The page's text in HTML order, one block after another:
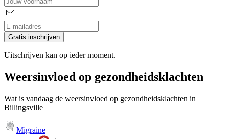
Gratis inschrijven
Uitschrijven kan op ieder moment.
Weersinvloed op gezondheidsklachten
Wat is vandaag de weersinvloed op gezondheidsklachten in
Billingsville
Migraine